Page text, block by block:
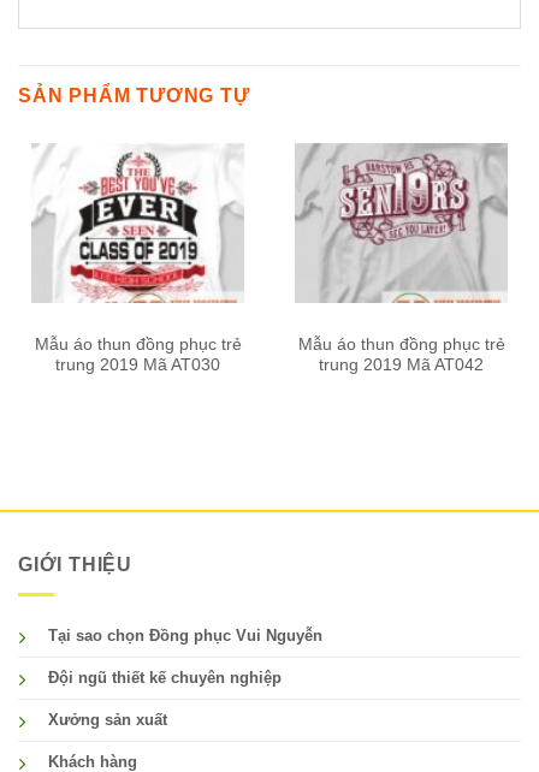
SẢN PHẨM TƯƠNG TỰ
Mẫu áo thun đồng phục trẻ
trung 2019 Mã AT030
Mẫu áo thun đồng phục trẻ
trung 2019 Mã AT042
GIỚI THIỆU
Tại sao chọn Đồng phục Vui Nguyễn
Đội ngũ thiết kế chuyên nghiệp
Xưởng sản xuất
Khách hàng